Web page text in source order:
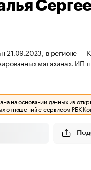
в регионе —
магазинах.
на основании данных из
отношений с сервисом РБК